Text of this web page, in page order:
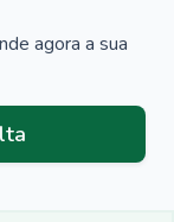
agora a sua